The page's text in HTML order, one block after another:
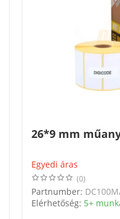
26*9 mm
Egyedi áras
(0)
Partnumber:
Elérhetőség: 5+